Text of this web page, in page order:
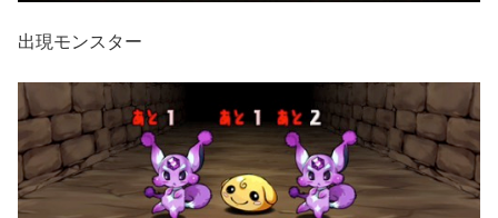
出現モンスター